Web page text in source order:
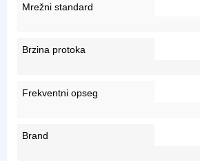
Mrežni standard
Brzina protoka
Frekventni opseg
Brand